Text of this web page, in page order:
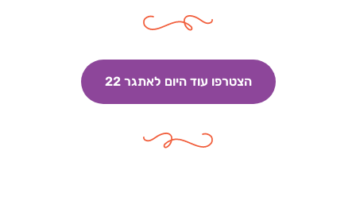
הצטרפו עוד היום לאתגר 22